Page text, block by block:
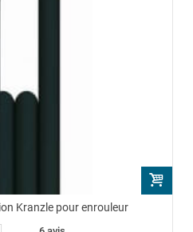
Kranzle pour enrouleur